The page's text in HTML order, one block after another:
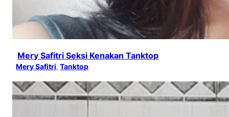
Mery Safitri Seksi Kenakan Tanktop
Mery Safitri, Tanktop